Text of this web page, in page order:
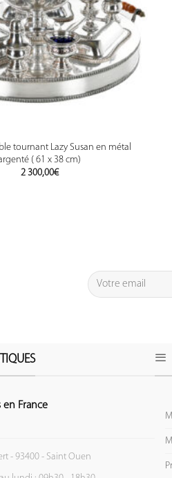
tournant Lazy Susan en métal
( 61 x 38 cm)
2 300,00€
en France
- 93400 - Saint Ouen